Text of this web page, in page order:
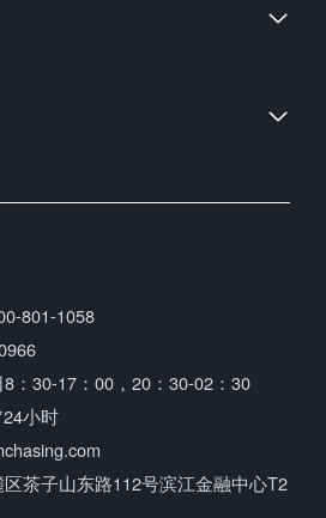
801-1058
：30-17：00，20：30-02：30
小时
茶子山东路112号滨江金融中心T2